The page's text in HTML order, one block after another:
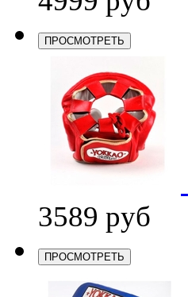
ПРОСМОТРЕТЬ
3589 руб
ПРОСМОТРЕТЬ